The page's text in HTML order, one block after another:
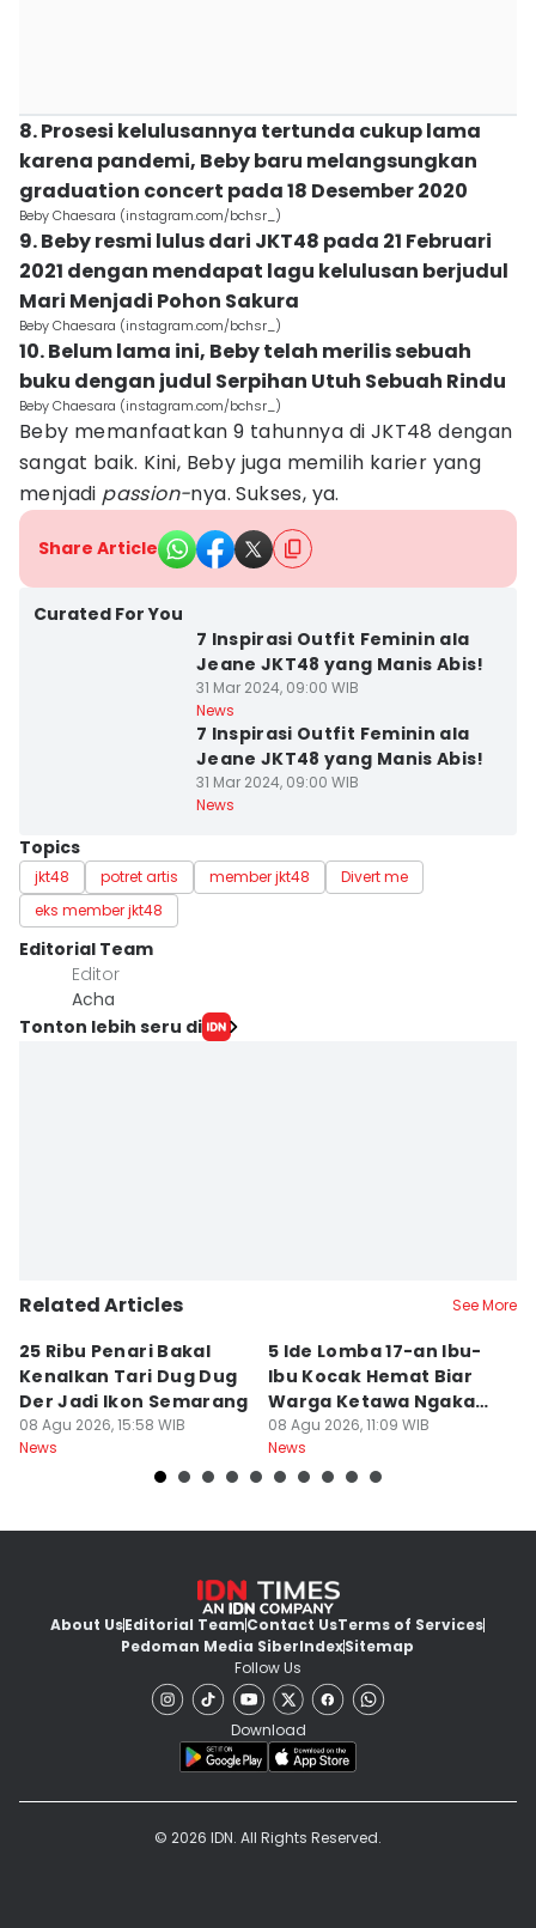
8. Prosesi kelulusannya tertunda cukup lama
karena pandemi, Beby baru melangsungkan
graduation concert pada 18 Desember 2020
Beby Chaesara (instagram.com/bchsr_)
9. Beby resmi lulus dari JKT48 pada 21 Februari
2021 dengan mendapat lagu kelulusan berjudul
Mari Menjadi Pohon Sakura
Beby Chaesara (instagram.com/bchsr_)
10. Belum lama ini, Beby telah merilis sebuah
buku dengan judul Serpihan Utuh Sebuah Rindu
Beby Chaesara (instagram.com/bchsr_)
Beby memanfaatkan 9 tahunnya di JKT48 dengan
sangat baik. Kini, Beby juga memilih karier yang
menjadi passion-nya. Sukses, ya.
Share Article
Curated For You
7 Inspirasi Outfit Feminin ala
Jeane JKT48 yang Manis Abis!
31 Mar 2024, 09:00 WIB
News
7 Inspirasi Outfit Feminin ala
Jeane JKT48 yang Manis Abis!
31 Mar 2024, 09:00 WIB
News
Topics
jkt48 potret artis member jkt48
Divert me
eks member jkt48
Editorial Team
Editor
Acha
Tonton lebih seru di
Related Articles See More
25 Ribu Penari Bakal
Kenalkan Tari Dug Dug
Der Jadi Ikon Semarang
08 Agu 2026, 15:58 WIB
News
5 Ide Lomba 17-an Ibu-
Ibu Kocak Hemat Biar
Warga Ketawa Ngakak
Pas Hari Kemerdekaan
08 Agu 2026, 11:09 WIB
News
About UsEditorial TeamContact UsTerms of Services
Pedoman Media SiberIndexSitemap
Follow Us
Download
© 2026 IDN. All Rights Reserved.